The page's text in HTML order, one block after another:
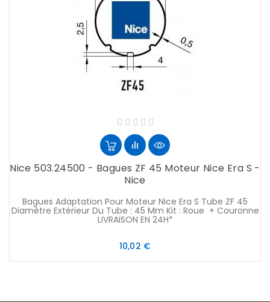
Nice 503.24500 - Bagues ZF 45 Moteur Nice Era S -
Nice
Bagues Adaptation Pour Moteur Nice Era S Tube ZF 45
Diamètre Extérieur Du Tube : 45 Mm Kit : Roue + Couronne
LIVRAISON EN 24H*
10,02 €Prix